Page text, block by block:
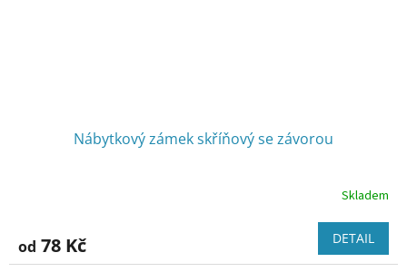
Nábytkový zámek skříňový se závorou
Skladem
od 78 Kč DETAIL